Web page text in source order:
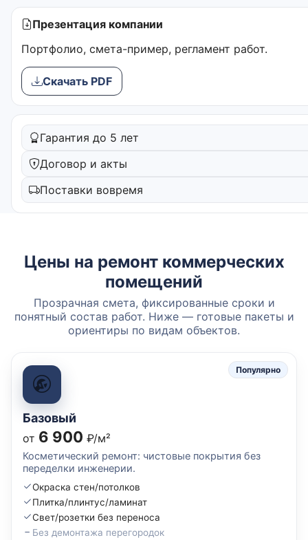
Презентация компании
Портфолио, смета-пример, регламент работ.
Скачать PDF
Гарантия до 5 лет
Договор и акты
Поставки вовремя
Цены на ремонт коммерческих
помещений
Прозрачная смета, фиксированные сроки и
понятный состав работ. Ниже — готовые пакеты и
ориентиры по видам объектов.
Популярно
Базовый
от 6 900 ₽/м²
Косметический ремонт: чистовые покрытия без
переделки инженерии.
Окраска стен/потолков
Плитка/плинтус/ламинат
Свет/розетки без переноса
Без демонтажа перегородок